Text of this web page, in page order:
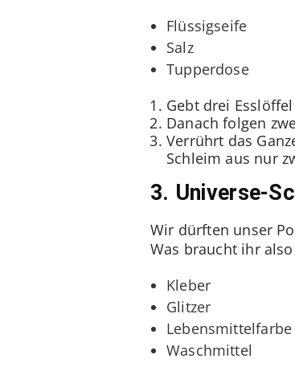
Flüssigseife
Salz
Tupperdose
Gebt drei
Danach folgen
Verrührt das
Schleim aus nur
3. Universe-
Wir dürften unser
Was braucht ihr
Kleber
Glitzer
Waschmittel